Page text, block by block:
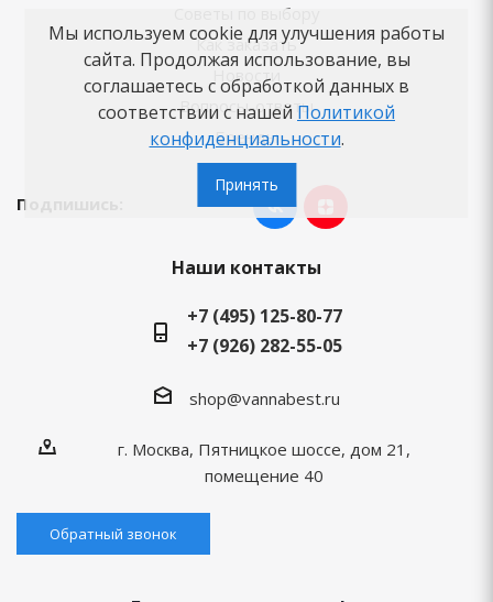
Советы по выбору
Как заказать
Новости
Вопросы-ответы
Бренды
Подпишись:
Наши контакты
+7 (495) 125-80-77
+7 (926) 282-55-05
shop@vannabest.ru
г. Москва, Пятницкое шоссе, дом 21,
помещение 40
Обратный звонок
Мы используем cookie для улучшения работы
сайта. Продолжая использование, вы
соглашаетесь с обработкой данных в
соответствии с нашей Политикой
конфиденциальности.
Принять